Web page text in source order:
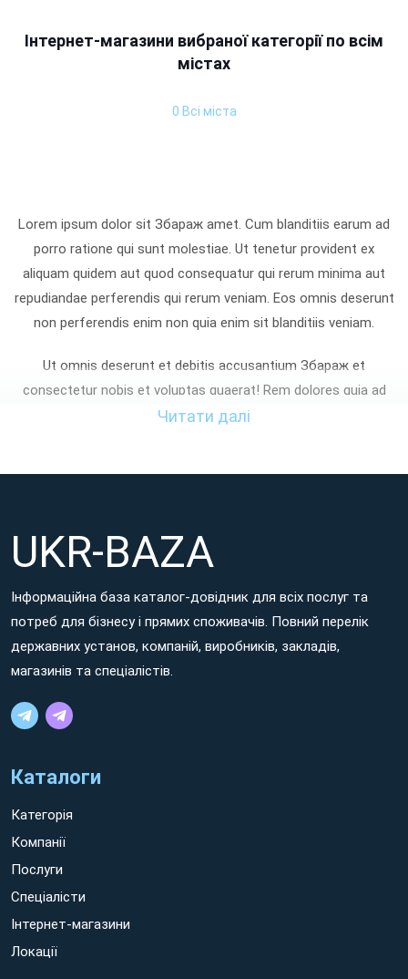
Інтернет-магазини вибраної категорії по всім
містах
0 Всі міста
Lorem ipsum dolor sit Збараж amet. Cum blanditiis earum ad
porro ratione qui sunt molestiae. Ut tenetur provident ex
aliquam quidem aut quod consequatur qui rerum minima aut
repudiandae perferendis qui rerum veniam. Eos omnis deserunt
non perferendis enim non quia enim sit blanditiis veniam.
Ut omnis deserunt et debitis accusantium Збараж et
consectetur nobis et voluptas quaerat! Rem dolores quia ad
enim omnis sed laudantium aspernatur non quia iste At
voluptatem aut neque galisum hic aliquid facilis et adipisci
voluptates!
Non ratione dolorem aut minima ipsum sed ratione ipsam
sit Збараж earum quos aut eaque voluptates. Eum sint quidem
hic cumque nisi et consequuntur molestiae id eaque vero! Non
rerum voluptatem et quos nesciunt sit galisum tempora eos
possimus facilis quo quis quia et tempora tenetur eum rerum
Читати далі
UKR-BAZA
Інформаційна база каталог-довідник для всіх послуг та
потреб для бізнесу і прямих споживачів. Повний перелік
державних установ, компаній, виробників, закладів,
магазинів та спеціалістів.
Каталоги
Категорія
Компанії
Послуги
Спеціалісти
Інтернет-магазини
Локації